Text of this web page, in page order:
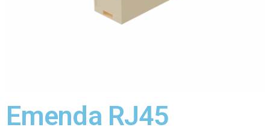
Emenda RJ45